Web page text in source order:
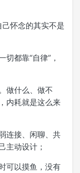
怀念的其实不是
都靠“自律”，
做什么、做不
内耗就是这么来
连接、闲聊、共
主动设计；
可以摸鱼，没有